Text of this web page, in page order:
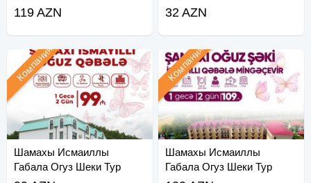
119 AZN 32 AZN
Шамахы Исмаиллы
Габала Огуз Шеки Тур
Компания
Шамахы Исмаиллы
Габала Огуз Шеки Тур
Компания